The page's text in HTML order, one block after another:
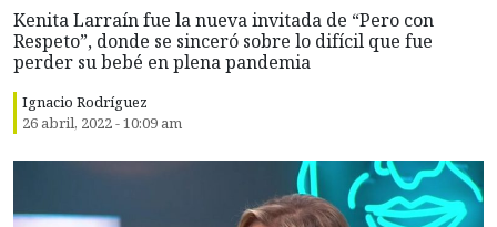
Kenita Larraín fue la nueva invitada de “Pero con
Respeto”, donde se sinceró sobre lo difícil que fue
perder su bebé en plena pandemia
Ignacio Rodríguez
26 abril, 2022 - 10:09 am